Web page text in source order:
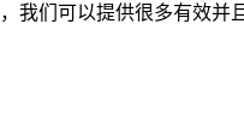
我们可以提供很多有效